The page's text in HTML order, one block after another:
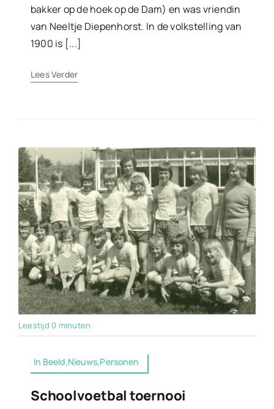
bakker op de hoek op de Dam) en was vriendin
van Neeltje Diepenhorst. In de volkstelling van
1900 is [...]
Lees Verder
Leestijd 0 minuten
In Beeld,Nieuws,Personen
Schoolvoetbal toernooi